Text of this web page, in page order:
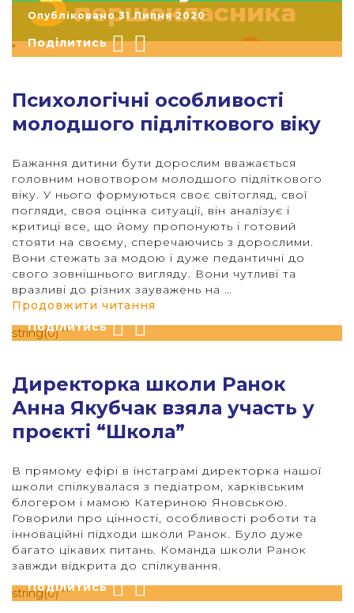
"
Опубліковано 31 Липня 2020
Поділитись
Психологічні особливості
молодшого підліткового віку
Бажання дитини бути дорослим вважається
головним новотвором молодшого підліткового
віку. У нього формуються своє світогляд, свої
погляди, своя оцінка ситуації, він аналізує і
критиці все, що йому пропонують і готовий
стояти на своєму, сперечаючись з дорослими.
Вони стежать за модою і дуже педантичні до
свого зовнішнього вигляду. Вони чутливі та
вразливі до різних зауважень на …
Продовжити читання
string(0) ""
Опубліковано 30 Червня 2020
Поділитись
Директорка школи Ранок
Анна Якубчак взяла участь у
проєкті “Школа”
В прямому ефірі в інстаграмі директорка нашої
школи спілкувалася з педіатром, харківським
блогером і мамою Катериною Яновською.
Говорили про цінності, особливості роботи та
інноваційні підходи школи Ранок. Було дуже
багато цікавих питань. Команда школи Ранок
завжди відкрита до спілкування.
string(0) ""
Опубліковано 30 Червня 2020
Поділитись